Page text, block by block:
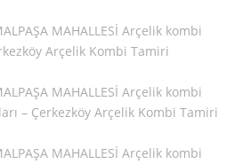
MAHALLESİ Arçelik kombi
Arçelik Kombi Tamiri
MAHALLESİ Arçelik kombi
– Çerkezköy Arçelik Kombi Tamiri
MAHALLESİ Arçelik kombi